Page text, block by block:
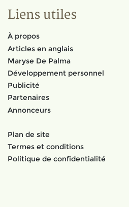
Liens utiles
À propos
Articles en anglais
Maryse De Palma
Développement personnel
Publicité
Partenaires
Annonceurs
Plan de site
Termes et conditions
Politique de confidentialité